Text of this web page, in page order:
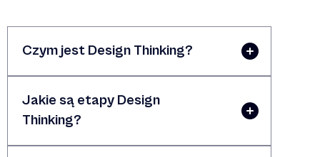
Czym jest Design Thinking?
Jakie są etapy Design
Thinking?